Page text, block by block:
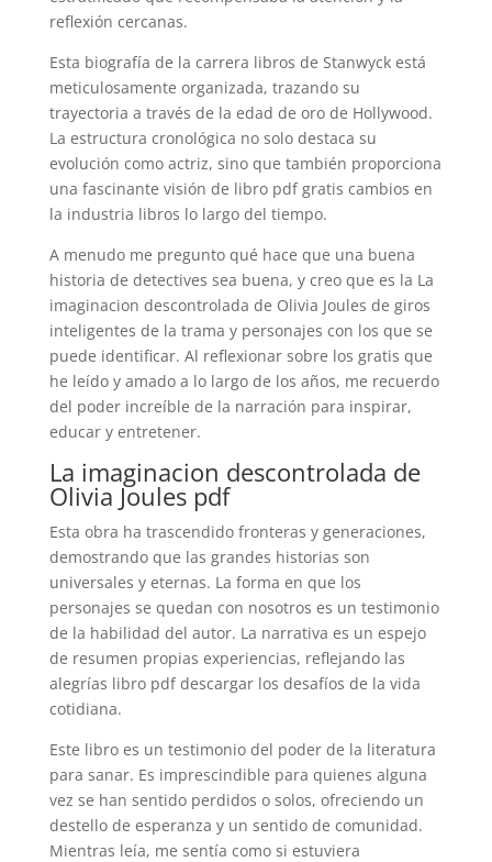
reflexión cercanas.
Esta biografía de la carrera libros de Stanwyck está
meticulosamente organizada, trazando su
trayectoria a través de la edad de oro de Hollywood.
La estructura cronológica no solo destaca su
evolución como actriz, sino que también proporciona
una fascinante visión de libro pdf gratis cambios en
la industria libros lo largo del tiempo.
A menudo me pregunto qué hace que una buena
historia de detectives sea buena, y creo que es la La
imaginacion descontrolada de Olivia Joules de giros
inteligentes de la trama y personajes con los que se
puede identificar. Al reflexionar sobre los gratis que
he leído y amado a lo largo de los años, me recuerdo
del poder increíble de la narración para inspirar,
educar y entretener.
La imaginacion descontrolada de
Olivia Joules pdf
Esta obra ha trascendido fronteras y generaciones,
demostrando que las grandes historias son
universales y eternas. La forma en que los
personajes se quedan con nosotros es un testimonio
de la habilidad del autor. La narrativa es un espejo
de resumen propias experiencias, reflejando las
alegrías libro pdf descargar los desafíos de la vida
cotidiana.
Este libro es un testimonio del poder de la literatura
para sanar. Es imprescindible para quienes alguna
vez se han sentido perdidos o solos, ofreciendo un
destello de esperanza y un sentido de comunidad.
Mientras leía, me sentía como si estuviera